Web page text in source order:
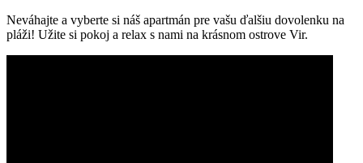
Neváhajte a vyberte si náš apartmán pre vašu ďalšiu dovolenku na
pláži! Užite si pokoj a relax s nami na krásnom ostrove Vir.